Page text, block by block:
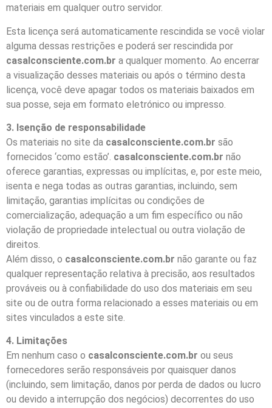
materiais em qualquer outro servidor.
Esta licença será automaticamente rescindida se você violar
alguma dessas restrições e poderá ser rescindida por
casalconsciente.com.br a qualquer momento. Ao encerrar
a visualização desses materiais ou após o término desta
licença, você deve apagar todos os materiais baixados em
sua posse, seja em formato eletrónico ou impresso.
3. Isenção de responsabilidade
Os materiais no site da casalconsciente.com.br são
fornecidos ‘como estão’. casalconsciente.com.br não
oferece garantias, expressas ou implícitas, e, por este meio,
isenta e nega todas as outras garantias, incluindo, sem
limitação, garantias implícitas ou condições de
comercialização, adequação a um fim específico ou não
violação de propriedade intelectual ou outra violação de
direitos.
Além disso, o casalconsciente.com.br não garante ou faz
qualquer representação relativa à precisão, aos resultados
prováveis ou à confiabilidade do uso dos materiais em seu
site ou de outra forma relacionado a esses materiais ou em
sites vinculados a este site.
4. Limitações
Em nenhum caso o casalconsciente.com.br ou seus
fornecedores serão responsáveis por quaisquer danos
(incluindo, sem limitação, danos por perda de dados ou lucro
ou devido a interrupção dos negócios) decorrentes do uso